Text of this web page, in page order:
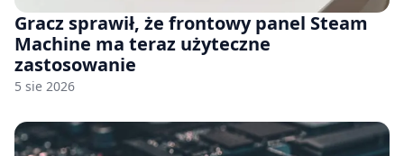
Gracz sprawił, że frontowy panel Steam
Machine ma teraz użyteczne
zastosowanie
5 sie 2026